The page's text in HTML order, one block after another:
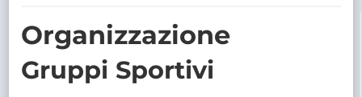
Organizzazione
Gruppi Sportivi